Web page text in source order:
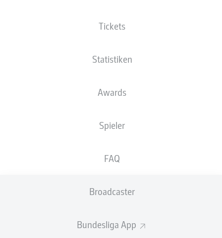
Tickets
Statistiken
Awards
Spieler
FAQ
Broadcaster
Bundesliga App
Manuel Riemann
Patrick Osterhage
Kevin Stöger